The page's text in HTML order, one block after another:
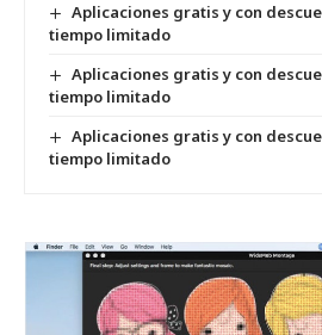
Aplicaciones gratis y con
tiempo limitado
Aplicaciones gratis y con
tiempo limitado
Aplicaciones gratis y con
tiempo limitado